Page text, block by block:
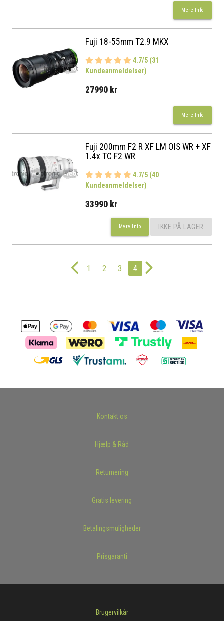
Mere Info
Fuji 18-55mm T2.9 MKX
4.7/5 (31
Kundeanmeldelser)
27990 kr
Mere Info
Fuji 200mm F2 R XF LM OIS WR + XF
1.4x TC F2 WR
4.7/5 (40
Kundeanmeldelser)
33990 kr
Mere Info IKKE PÅ LAGER
1 2 3 4
Kontakt os
Hjælp & Råd
Returnering
Gratis levering
Betalingsmuligheder
Prisgaranti
Brugervilkår